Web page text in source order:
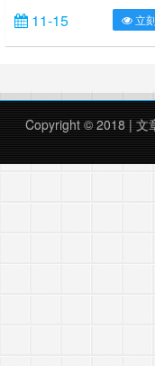
上线路爆炸 300+ms，没有
使……11-15 立
Copyright © 2018 | 文